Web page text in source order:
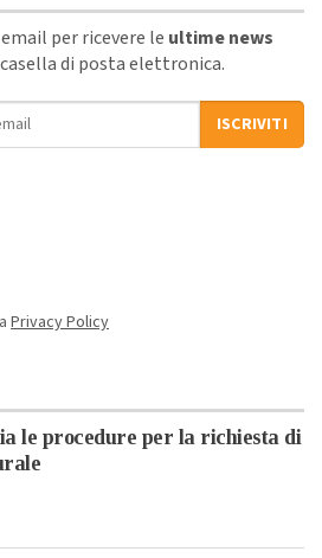
per ricevere le ultime news
di posta elettronica.
ISCRIVITI
Privacy Policy
le procedure per la richiesta di